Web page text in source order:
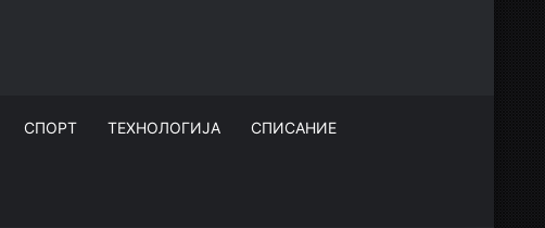
СПОРТ ТЕХНОЛОГИЈА СПИСАНИЕ